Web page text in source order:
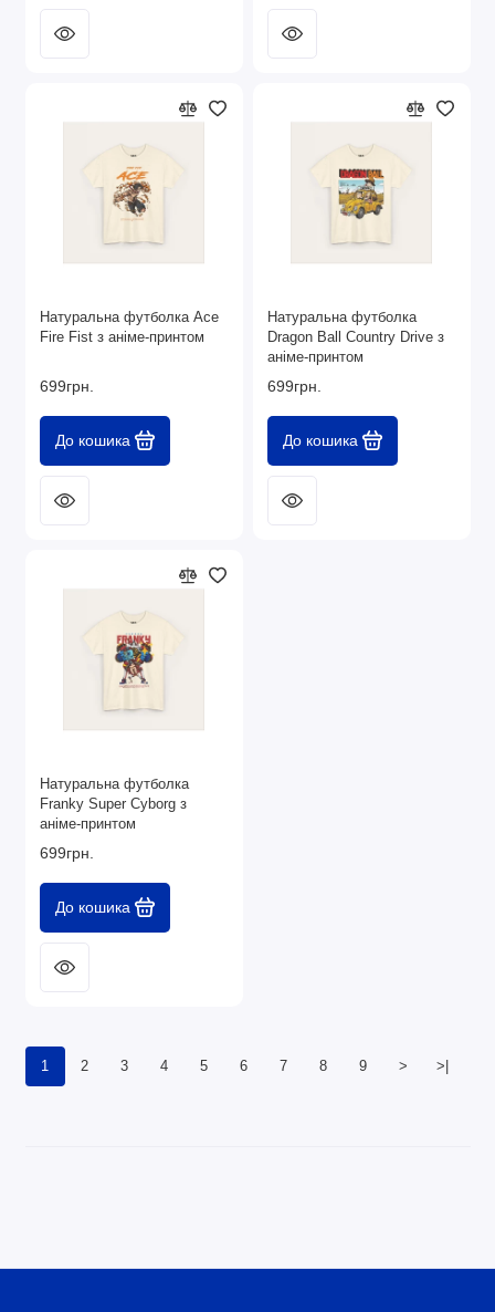
Натуральна футболка Ace
Fire Fist з аніме-принтом
699грн.
До кошика
Натуральна футболка
Dragon Ball Country Drive з
аніме-принтом
699грн.
До кошика
Натуральна футболка
Franky Super Cyborg з
аніме-принтом
699грн.
До кошика
1 2 3 4 5 6 7 8 9 > >|